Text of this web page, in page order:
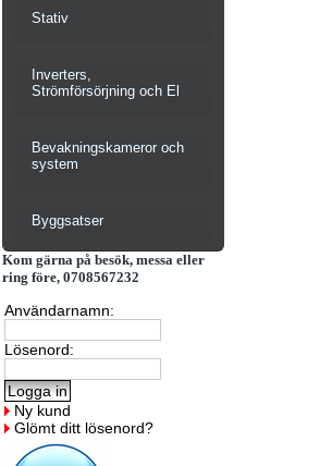
Stativ
Inverters,
Strömförsörjning och El
Bevakningskameror och
system
Byggsatser
Kom gärna på besök, messa eller
ring före, 0708567232
Användarnamn:
Lösenord:
Ny kund
Glömt ditt lösenord?